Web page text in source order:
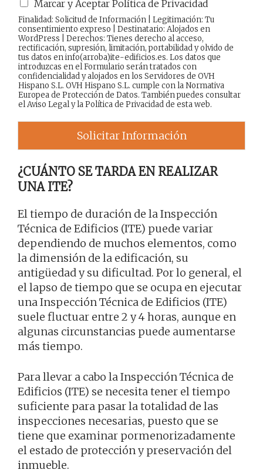
Marcar y Aceptar Política de Privacidad
Finalidad: Solicitud de Información | Legitimación: Tu
consentimiento expreso | Destinatario: Alojados en
WordPress | Derechos: Tienes derecho al acceso,
rectificación, supresión, limitación, portabilidad y olvido de
tus datos en info(arroba)ite-edificios.es. Los datos que
introduzcas en el Formulario serán tratados con
confidencialidad y alojados en los Servidores de OVH
Hispano S.L. OVH Hispano S.L. cumple con la Normativa
Europea de Protección de Datos. También puedes consultar
elAviso Legaly laPolítica de Privacidadde esta web.
Solicitar Información
¿CUÁNTO SE TARDA EN REALIZAR
UNA ITE?
El tiempo de duración de la Inspección
Técnica de Edificios (ITE) puede variar
dependiendo de muchos elementos, como
la dimensión de la edificación, su
antigüedad y su dificultad. Por lo general, el
el lapso de tiempo que se ocupa en ejecutar
una Inspección Técnica de Edificios (ITE)
suele fluctuar entre 2 y 4 horas, aunque en
algunas circunstancias puede aumentarse
más tiempo.
Para llevar a cabo la Inspección Técnica de
Edificios (ITE) se necesita tener el tiempo
suficiente para pasar la totalidad de las
inspecciones necesarias, puesto que se
tiene que examinar pormenorizadamente
el estado de protección y preservación del
inmueble.